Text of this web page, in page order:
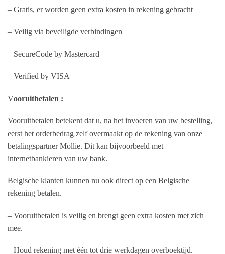
– Gratis, er worden geen extra kosten in rekening gebracht
– Veilig via beveiligde verbindingen
– SecureCode by Mastercard
– Verified by VISA
Vooruitbetalen :
Vooruitbetalen betekent dat u, na het invoeren van uw bestelling,
eerst het orderbedrag zelf overmaakt op de rekening van onze
betalingspartner Mollie. Dit kan bijvoorbeeld met
internetbankieren van uw bank.
Belgische klanten kunnen nu ook direct op een Belgische
rekening betalen.
– Vooruitbetalen is veilig en brengt geen extra kosten met zich
mee.
– Houd rekening met één tot drie werkdagen overboektijd.